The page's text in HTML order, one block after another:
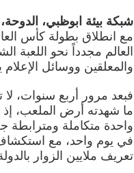
شبكة بيئة ابوظبي، الدوحة، قطر، 07
العالم مجدداً نحو اللعبة
والمعلقين ووسائل الإعلام
فبعد مرور أربع سنوات، لا
ما شهدته أرض الملعب،
واحدة متكاملة ومترابطة
في يوم واحد، مع استكشاف
تعريف ملايين الزوار